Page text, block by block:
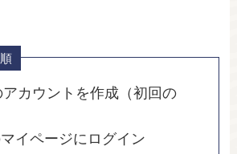
カウントを作成（初回の
イページにログイン